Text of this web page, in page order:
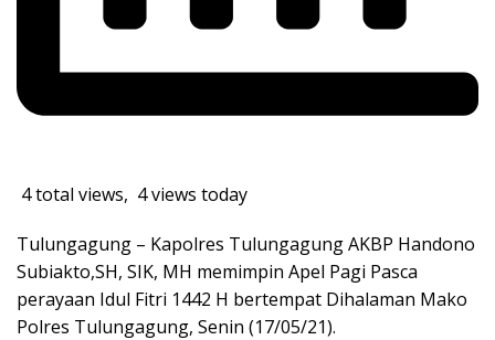
4 total views, 4 views today
Tulungagung – Kapolres Tulungagung AKBP Handono
Subiakto,SH, SIK, MH memimpin Apel Pagi Pasca
perayaan Idul Fitri 1442 H bertempat Dihalaman Mako
Polres Tulungagung, Senin (17/05/21).